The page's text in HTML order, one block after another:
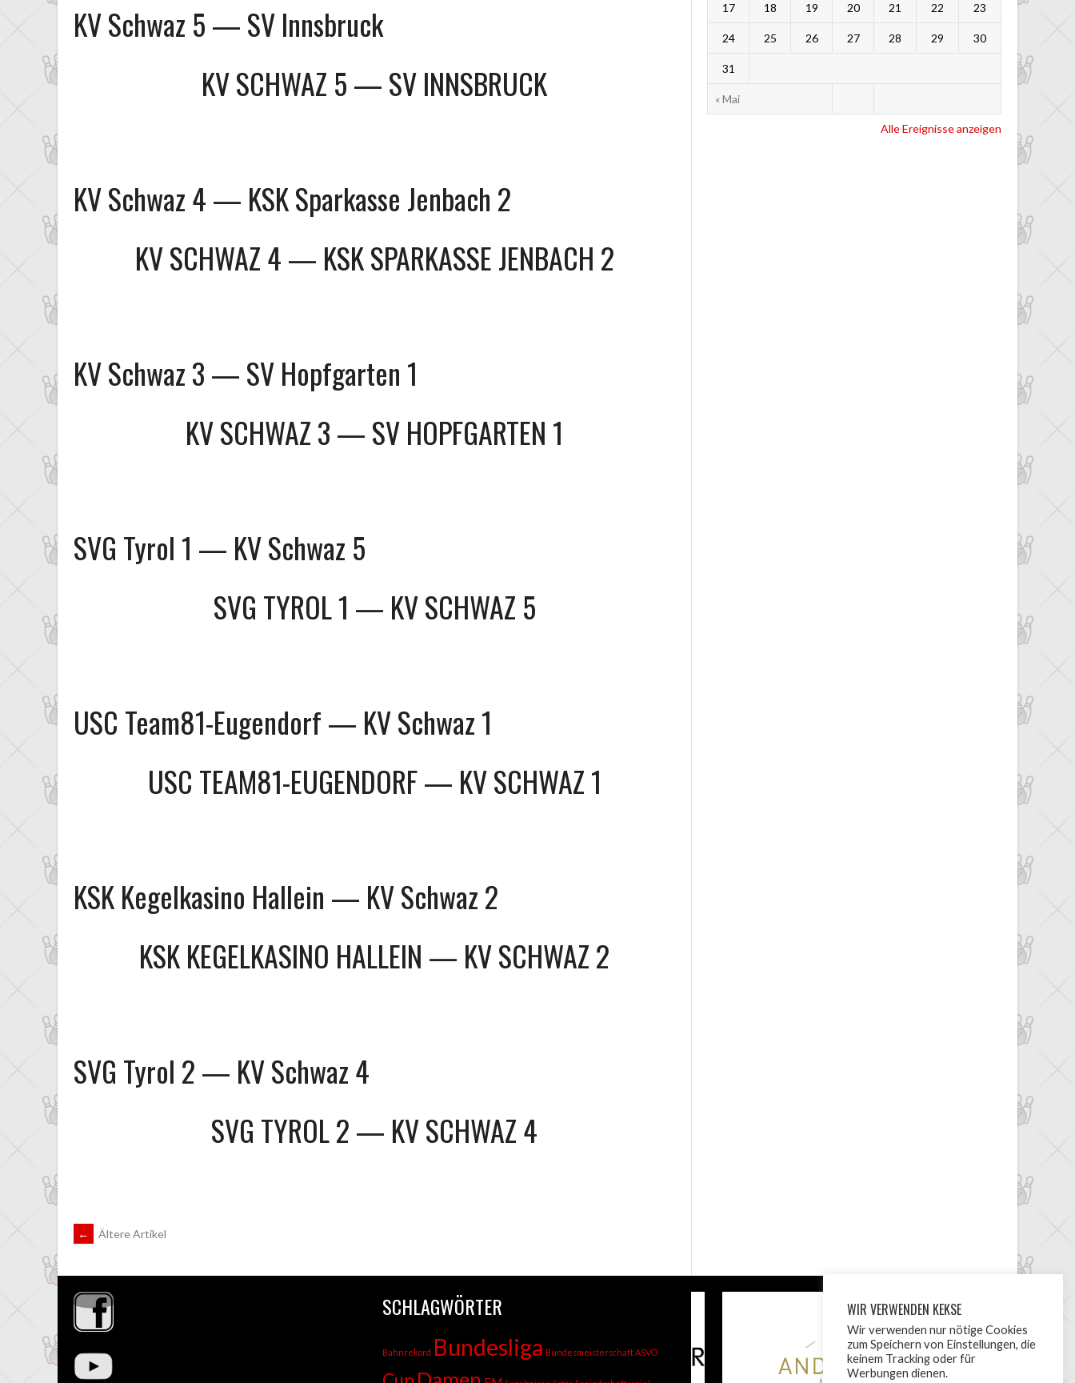
KV Schwaz 5 — SV Innsbruck
KV SCHWAZ 5—SV INNSBRUCK
KV Schwaz 4 — KSK Sparkasse Jenbach 2
KV SCHWAZ 4— KSK SPARKASSE JENBACH 2
KV Schwaz 3 — SV Hopfgarten 1
KV SCHWAZ 3—SV HOPFGARTEN 1
SVG Tyrol 1 — KV Schwaz 5
SVG TYROL 1 — KV SCHWAZ 5
USC Team81-Eugendorf — KV Schwaz 1
USC TEAM81-EUGENDORF— KV SCHWAZ 1
KSK Kegelkasino Hallein — KV Schwaz 2
KSK KEGELKASINO HALLEIN — KV SCHWAZ 2
SVG Tyrol 2 — KV Schwaz 4
SVG TYROL 2— KV SCHWAZ 4
BEITRAGSNAVIGATION
← Ältere Artikel
« Mai
17 18 19 20 21 22 23
24 25 26 27 28 29 30
31
Alle Ereignisse anzeigen
SCHLAGWÖRTER
Bahnrekord Bundesliga Bundesmeisterschaft ASVÖ
WIR VERWENDEN KEKSE
Wir verwenden nur nötige Cookies
zum Speichern von Einstellungen, die
keinem Tracking oder für
Werbungen dienen.